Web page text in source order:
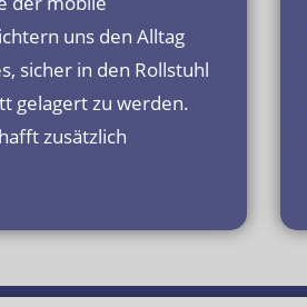
uns den Alltag
sicher in den Rollstuhl
gelagert zu werden.
zusätzlich